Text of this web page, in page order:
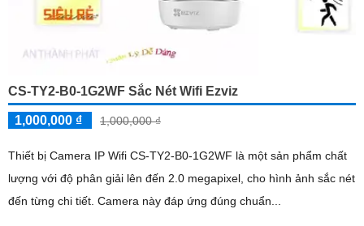
CS-TY2-B0-1G2WF Sắc Nét Wifi Ezviz
1,000,000 ₫ 1,000,000 ₫
Thiết bị Camera IP Wifi CS-TY2-B0-1G2WF là một sản phẩm chất
lượng với độ phân giải lên đến 2.0 megapixel, cho hình ảnh sắc nét
đến từng chi tiết. Camera này đáp ứng đúng chuẩn...